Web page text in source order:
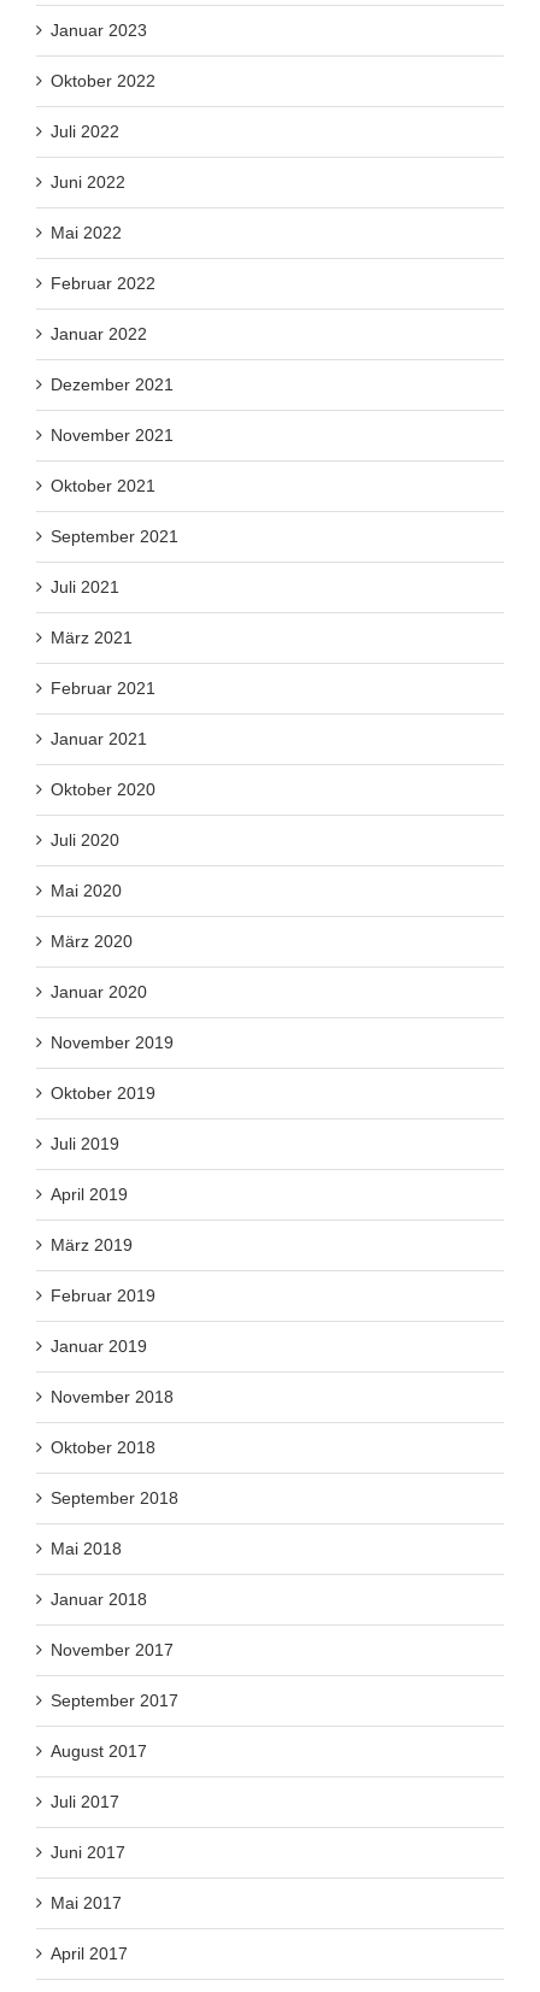
Januar 2023
Oktober 2022
Juli 2022
Juni 2022
Mai 2022
Februar 2022
Januar 2022
Dezember 2021
November 2021
Oktober 2021
September 2021
Juli 2021
März 2021
Februar 2021
Januar 2021
Oktober 2020
Juli 2020
Mai 2020
März 2020
Januar 2020
November 2019
Oktober 2019
Juli 2019
April 2019
März 2019
Februar 2019
Januar 2019
November 2018
Oktober 2018
September 2018
Mai 2018
Januar 2018
November 2017
September 2017
August 2017
Juli 2017
Juni 2017
Mai 2017
April 2017